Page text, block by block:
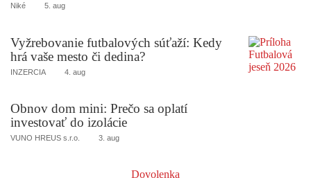
Niké 5. aug
Vyžrebovanie futbalových súťaží: Kedy
hrá vaše mesto či dedina?
INZERCIA 4. aug
Obnov dom mini: Prečo sa oplatí
investovať do izolácie
VUNO HREUS s.r.o. 3. aug
Dovolenka